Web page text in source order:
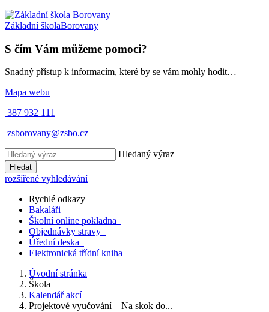
Základní školaBorovany
S čím Vám můžeme pomoci?
Snadný přístup k informacím, které by se vám mohly hodit…
Mapa webu
387 932 111
zsborovany@zsbo.cz
Hledaný výraz
Hledat
rozšířené vyhledávání
Rychlé odkazy
Bakaláři
Školní online pokladna
Objednávky stravy
Úřední deska
Elektronická třídní kniha
Úvodní stránka
Škola
Kalendář akcí
Projektové vyučování – Na skok do...